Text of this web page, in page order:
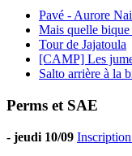
Pavé - Aurore
Mais quelle bique
Tour de Jajatoula
[CAMP] Les
Salto arrière à la
Perms et SAE
- jeudi 10/09